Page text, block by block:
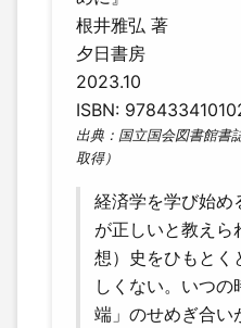
根井雅弘 著
夕日書房
2023.10
ISBN:
出典：国立国会図書館書
取得）
経済学を学び始め
が正しいと教えら
想）史をひもとく
しくない。いつ
端」のせめぎ合い